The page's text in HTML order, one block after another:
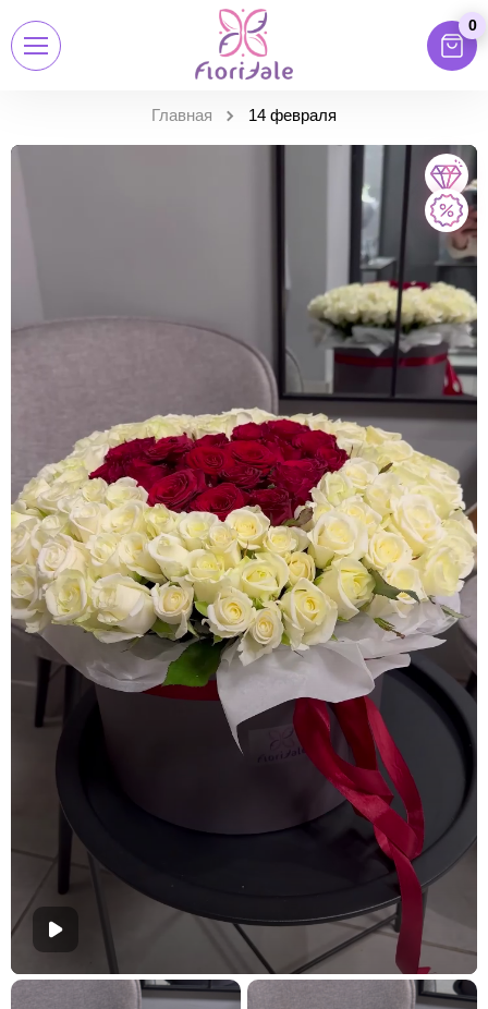
0
Главная 14 февраля